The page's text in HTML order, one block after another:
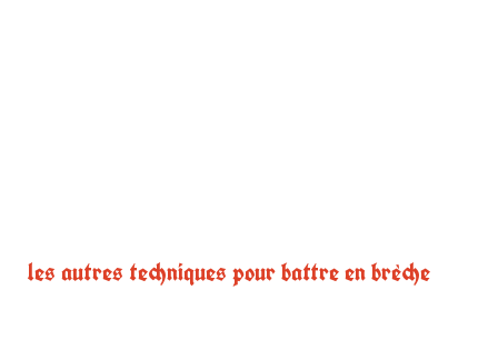
les autres techniques pour battre en brèche